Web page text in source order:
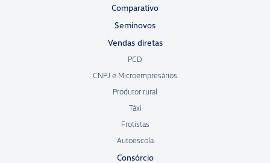
Comparativo
Seminovos
Vendas diretas
PCD
CNPJ e Microempresários
Produtor rural
Táxi
Frotistas
Autoescola
Consórcio